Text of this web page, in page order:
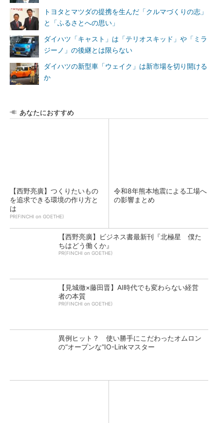
トヨタとマツダの提携を生んだ「クルマづくりの志」
と「ふるさとへの思い」
ダイハツ「キャスト」は「テリオスキッド」や「ミラ
ジーノ」の後継とは限らない
ダイハツの新型車「ウェイク」は新市場を切り開ける
か
あなたにおすすめ
【西野亮廣】つくりたいもの
を追求できる環境の作り方と
は
PR(FINCHI on GOETHE)
令和8年熊本地震による工場へ
の影響まとめ
【西野亮廣】ビジネス書最新刊『北極星 僕た
ちはどう働くか』
PR(FINCHI on GOETHE)
【見城徹×藤田晋】AI時代でも変わらない経営
者の本質
PR(FINCHI on GOETHE)
異例ヒット？ 使い勝手にこだわったオムロン
の“オープンな”IO-Linkマスター